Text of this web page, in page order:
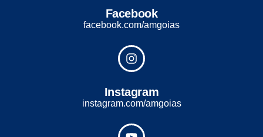
Facebook
facebook.com/amgoias
Instagram
instagram.com/amgoias